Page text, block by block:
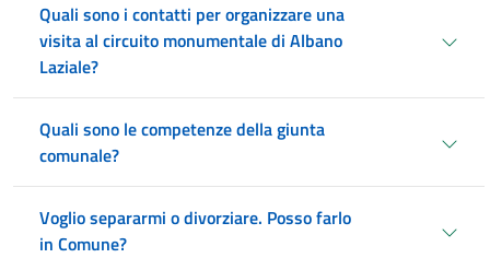
Quali sono i contatti per organizzare una
visita al circuito monumentale di Albano
Laziale?
Quali sono le competenze della giunta
comunale?
Voglio separarmi o divorziare. Posso farlo
in Comune?